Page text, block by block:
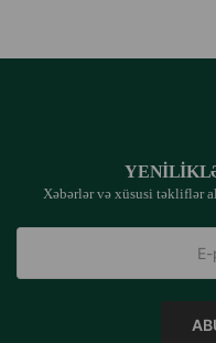
Xəbərlər və xüsusi təkliflər